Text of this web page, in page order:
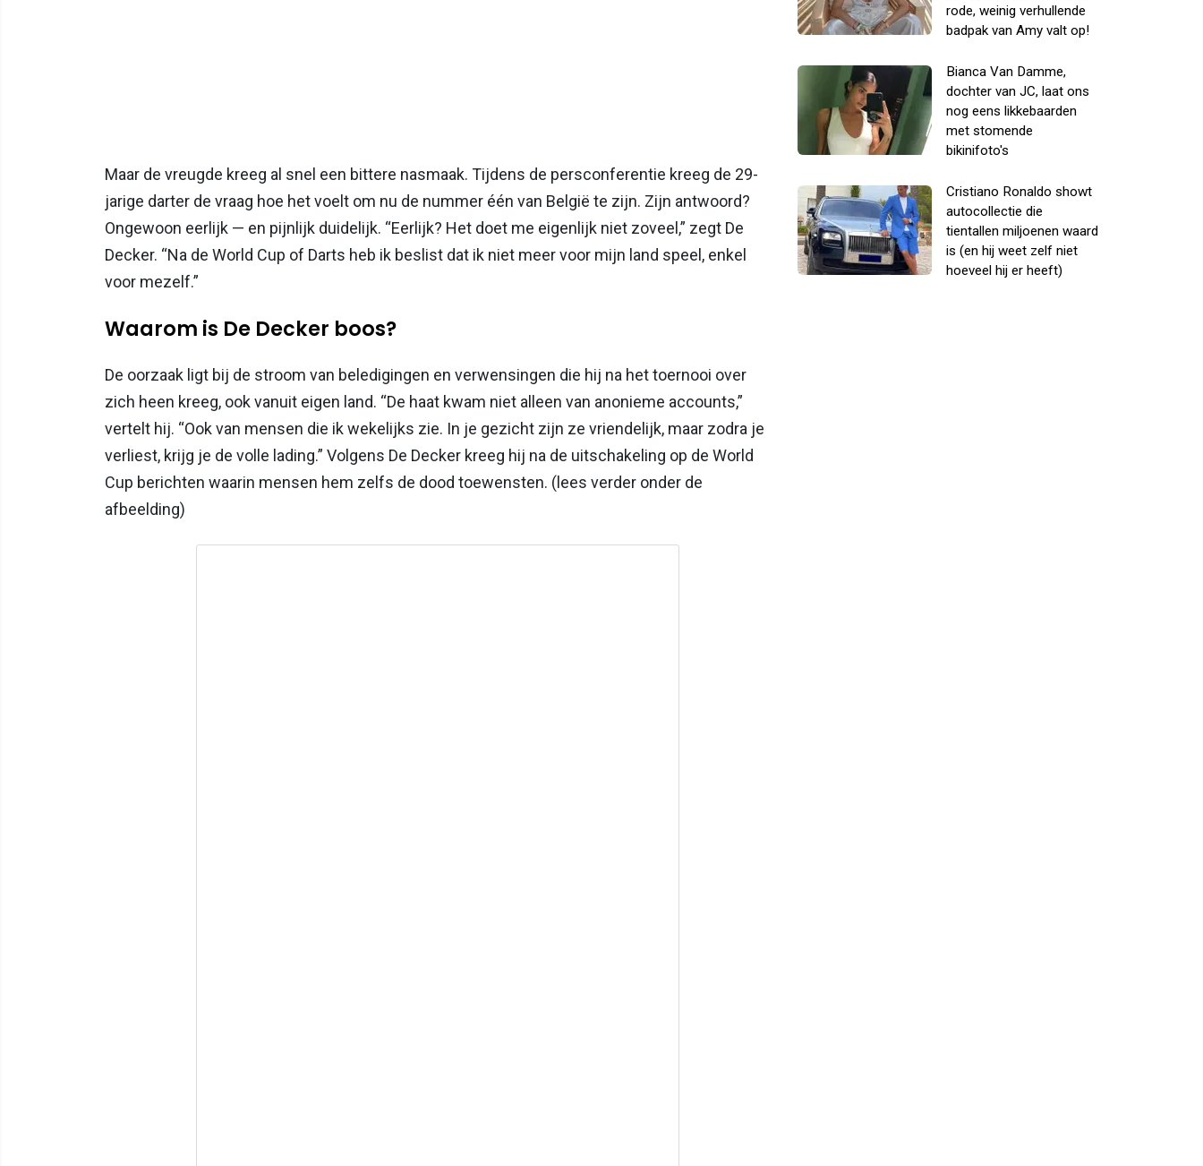
Maar de vreugde kreeg al snel een bittere nasmaak. Tijdens de persconferentie kreeg de 29-
jarige darter de vraag hoe het voelt om nu de nummer één van België te zijn. Zijn antwoord?
Ongewoon eerlijk — en pijnlijk duidelijk. “Eerlijk? Het doet me eigenlijk niet zoveel,” zegt De
Decker. “Na de World Cup of Darts heb ik beslist dat ik niet meer voor mijn land speel, enkel
voor mezelf.”
Waarom is De Decker boos?
De oorzaak ligt bij de stroom van beledigingen en verwensingen die hij na het toernooi over
zich heen kreeg, ook vanuit eigen land. “De haat kwam niet alleen van anonieme accounts,”
vertelt hij. “Ook van mensen die ik wekelijks zie. In je gezicht zijn ze vriendelijk, maar zodra je
verliest, krijg je de volle lading.” Volgens De Decker kreeg hij na de uitschakeling op de World
Cup berichten waarin mensen hem zelfs de dood toewensten. (lees verder onder de
afbeelding)
rode, weinig verhullende
badpak van Amy valt op!
Bianca Van Damme,
dochter van JC, laat ons
nog eens likkebaarden
met stomende
bikinifoto's
Cristiano Ronaldo showt
autocollectie die
tientallen miljoenen waard
is (en hij weet zelf niet
hoeveel hij er heeft)